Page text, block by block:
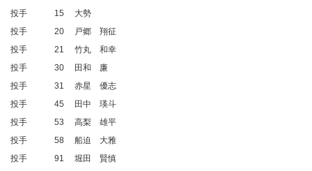
投手 15
大勢
投手
20
戸郷 翔征
投手
21
竹丸 和幸
投手
30
田和 廉
投手
31
赤星 優志
投手
45
田中 瑛斗
投手
53
高梨 雄平
投手
58
船迫 大雅
投手
91
堀田 賢慎